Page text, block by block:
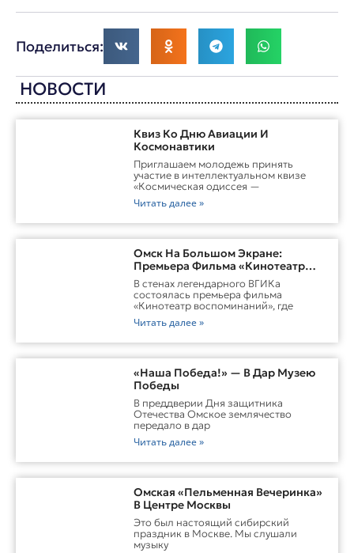
Поделиться:
НОВОСТИ
Квиз Ко Дню Авиации И
Космонавтики
Приглашаем молодежь принять
участие в интеллектуальном квизе
«Космическая одиссея —
Читать далее »
Омск На Большом Экране:
Премьера Фильма «Кинотеатр
Воспоминаний»
В стенах легендарного ВГИКа
состоялась премьера фильма
«Кинотеатр воспоминаний», где
Читать далее »
«Наша Победа!» — В Дар Музею
Победы
В преддверии Дня защитника
Отечества Омское землячество
передало в дар
Читать далее »
Омская «Пельменная Вечеринка»
В Центре Москвы
Это был настоящий сибирский
праздник в Москве. Мы слушали
музыку